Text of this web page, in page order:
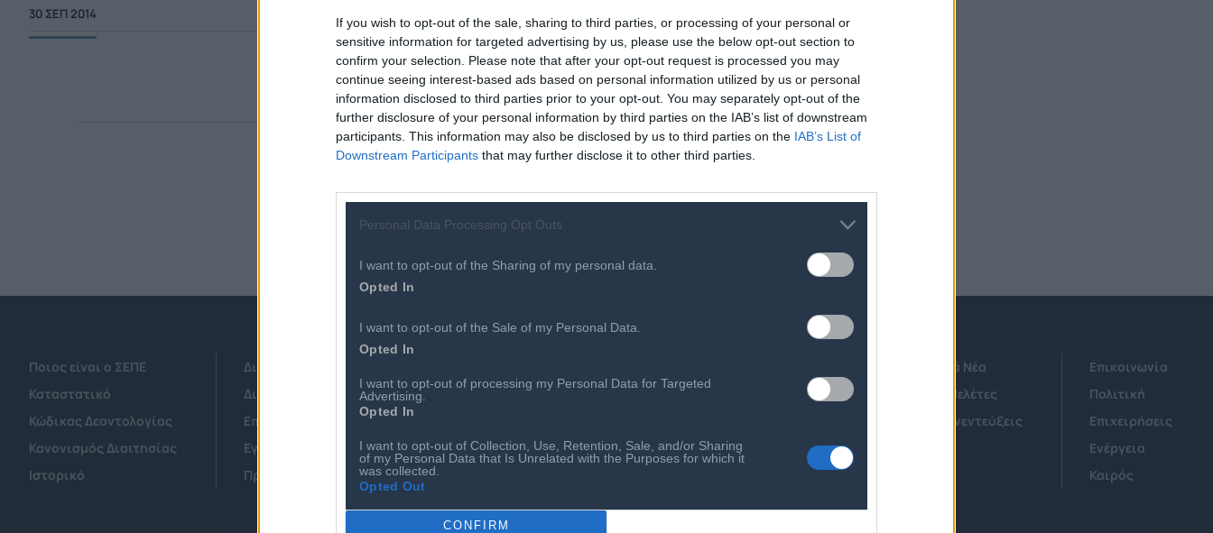
If you wish to opt-out of the sale, sharing to third parties, or processing of your personal or
sensitive information for targeted advertising by us, please use the below opt-out section to
confirm your selection. Please note that after your opt-out request is processed you may
continue seeing interest-based ads based on personal information utilized by us or personal
information disclosed to third parties prior to your opt-out. You may separately opt-out of the
further disclosure of your personal information by third parties on the IAB’s list of downstream
participants. This information may also be disclosed by us to third parties on the IAB’s List of
Downstream Participants that may further disclose it to other third parties.
Personal Data Processing Opt Outs
I want to opt-out of the Sharing of my personal data.
Opted In
I want to opt-out of the Sale of my Personal Data.
Opted In
I want to opt-out of processing my Personal Data for Targeted
Advertising.
Opted In
I want to opt-out of Collection, Use, Retention, Sale, and/or Sharing
of my Personal Data that Is Unrelated with the Purposes for which it
was collected.
Opted Out
CONFIRM
30 ΣΕΠ 2014
Ποιος είναι ο ΣΕΠΕ
Καταστατικό
Κώδικας Δεοντολογίας
Κανονισμός Διαιτησίας
Ιστορικό
Διοικητικό Συμβούλιο/ Αιρετά Όργανα
Διοικητικό Προσωπικό & Συνεργάτες
Επιχειρήσεις - Μέλη
Εγγραφή Νέου Μέλους
Προνόμια Μελών
Εκδηλώσεις
Ευκαιρίες Καριέρας
Ο ΣΕΠΕ είναι Μέλος Διεθνών Οργανισμών
Τεχνολογικά Νέα
Έρευνες - Μελέτες
Άρθρα & Συνεντεύξεις
Επικοινωνία
Πολιτική
Επιχειρήσεις
Ενέργεια
Καιρός